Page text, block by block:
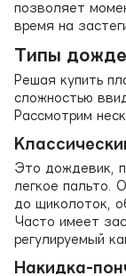
позволяет
время на
Типы
Решая купить
сложностью
Рассмотрим
Это дождевик,
легкое пальто.
до щиколоток,
Часто имеет
регулируемый
Накидка-